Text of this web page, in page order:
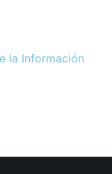
la Información